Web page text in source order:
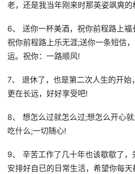
老，还是我当年刚来时那英姿飒爽的
6、 送你一杯美酒，祝你前程路上福
祝你前程路上乐无涯;送你一条短信
运。祝你：一路顺风!
7、 退休了，也是第二次人生的开始
更在长远，好好享受吧!
8、 想怎么过就怎么过;想怎么开心
吃什么;一切随心!
9、 辛苦工作了几十年也该歇歇了，
安排好自已的日常生活，希望你每